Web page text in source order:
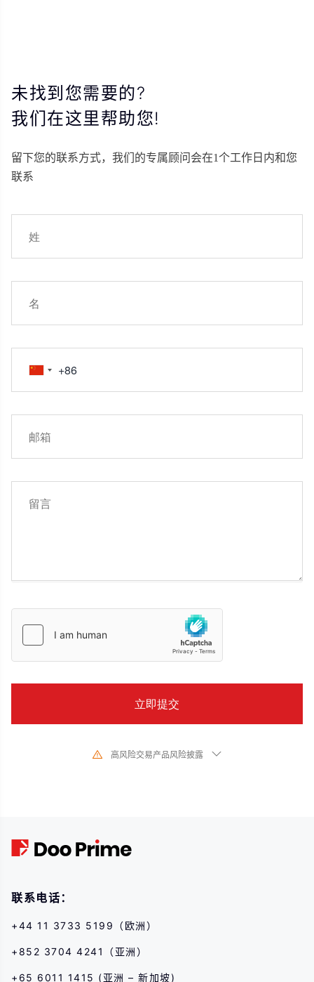
未找到您需要的?
我们在这里帮助您!
留下您的联系方式，我们的专属顾问会在1个工作日内和您
联系
高风险交易产品风险披露
联系电话：
+44 11 3733 5199（欧洲）
+852 3704 4241（亚洲）
+65 6011 1415 (亚洲 – 新加坡)